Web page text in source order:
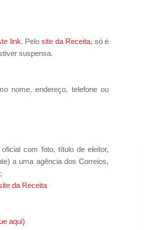
link. Pelosite da Receita, só é
suspensa.
nome, endereço, telefone ou
com foto, título de eleitor,
a uma agência dos Correios,
da Receita
aqui)